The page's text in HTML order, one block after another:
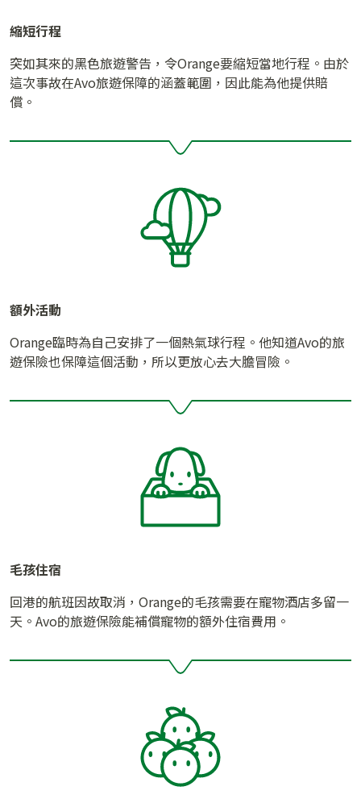
縮短行程
突如其來的黑色旅遊警告，令Orange要縮短當地行程。由於
這次事故在Avo旅遊保障的涵蓋範圍，因此能為他提供賠
償。
額外活動
Orange臨時為自己安排了一個熱氣球行程。他知道Avo的旅
遊保險也保障這個活動，所以更放心去大膽冒險。
毛孩住宿
回港的航班因故取消，Orange的毛孩需要在寵物酒店多留一
天。Avo的旅遊保險能補償寵物的額外住宿費用。